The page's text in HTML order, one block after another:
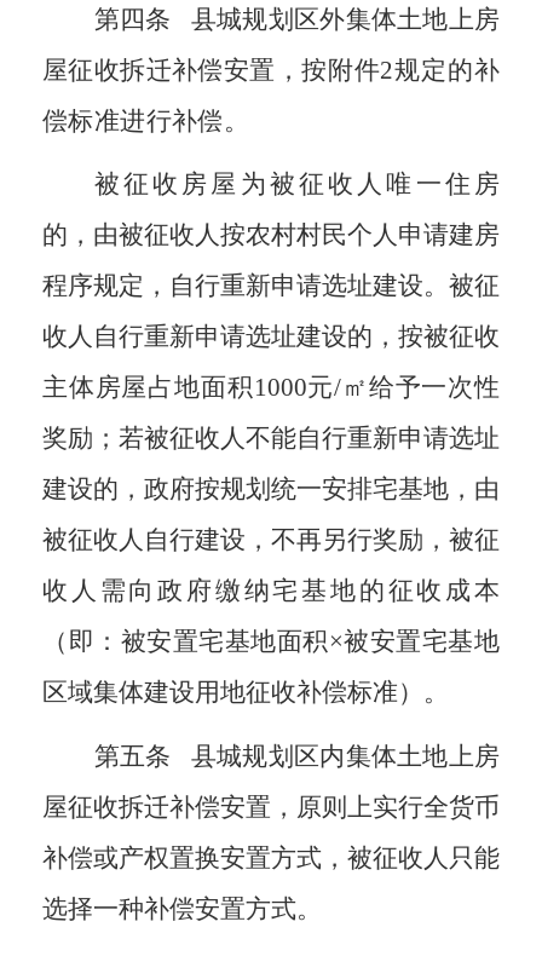
第四条
县城规划区外集体土地上房
屋征收拆迁补偿安置， 按附件2规定的补
偿标准进行补偿。
被征收房屋为被征收人唯一住房
的，由被征收人按农村村民个人申请建房
程序规定，自行重新申请选址建设。被征
收人自行重新申请选址建设的，按被征收
主体房屋占地面积1000元/㎡给予一次性
奖励；若被征收人不能自行重新申请选址
建设的，政府按规划统一安排宅基地，由
被征收人自行建设，不再另行奖励，被征
收人需向政府缴纳宅基地的征收成本
（即：被安置宅基地面积×被安置宅基地
区域集体建设用地征收补偿标准）。
第五条
县城规划区内集体土地上房
屋征收拆迁补偿安置，原则上实行全货币
补偿或产权置换安置方式，被征收人只能
选择一种补偿安置方式。